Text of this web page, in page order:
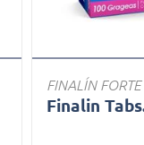
FINALÍN FORTE
Finalin